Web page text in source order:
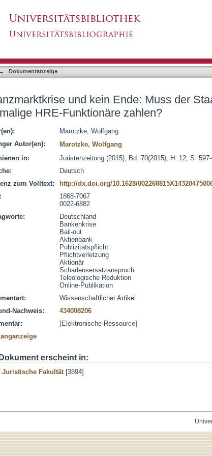
→ Dokumentanzeige
und kein Ende: Muss der
HRE-Funktionäre zahlen?
Marotzke, Wolfgang
Autor(en):
Marotzke, Wolfgang
in:
Juristenzeitung (2015), Bd. 70(2015), H. 12, S.
Deutsch
zum Volltext:
http://dx.doi.org/10.1628/
1868-7067
0022-6882
Deutschland
Bankenkrise
Bail-out
Aktienbank
Publizitätspflicht
Pflichtverletzung
Aktionär
Schadensersatzanspruch
Teleologische Reduktion
Online-Publikation
Wissenschaftlicher Artikel
Nachweis:
434008206
[Elektronische Ressource]
erscheint in:
Juristische Fakultät[3894]